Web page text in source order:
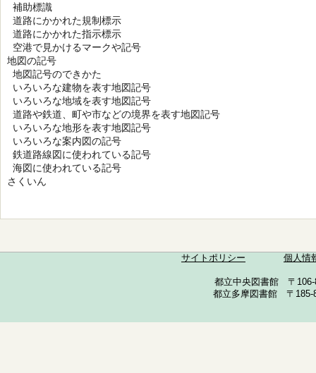
補助標識
道路にかかれた規制標示
道路にかかれた指示標示
空港で見かけるマークや記号
地図の記号
地図記号のできかた
いろいろな建物を表す地図記号
いろいろな地域を表す地図記号
道路や鉄道、町や市などの境界を表す地図記号
いろいろな地形を表す地図記号
いろいろな案内図の記号
鉄道路線図に使われている記号
海図に使われている記号
さくいん
サイトポリシー 個人情
都立中央図書館 〒
都立多摩図書館 〒185-